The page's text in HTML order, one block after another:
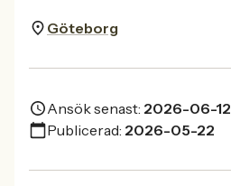
Göteborg
Ansök senast: 2026-06-12
Publicerad: 2026-05-22